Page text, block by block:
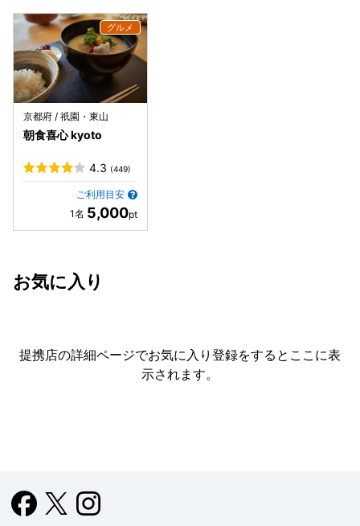
京都府 / 祇園・東山
朝食喜心 kyoto
4.3 (449)
ご利用目安
5,000
お気に入り
提携店の詳細ページでお気に入り登録をすると ここに表
示されます。